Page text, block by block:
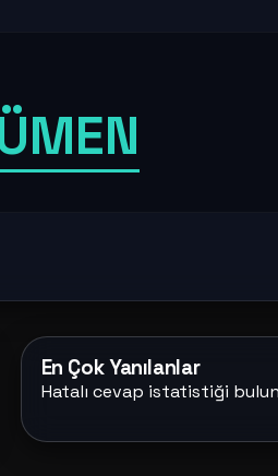
En Çok Yanılanlar
Hatalı cevap istatistiği